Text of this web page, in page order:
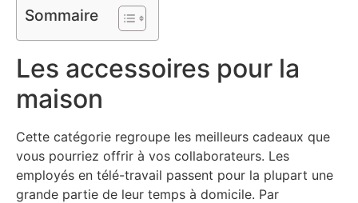
Sommaire
Les accessoires pour la
maison
Cette catégorie regroupe les meilleurs cadeaux que
vous pourriez offrir à vos collaborateurs. Les
employés en télé-travail passent pour la plupart une
grande partie de leur temps à domicile. Par